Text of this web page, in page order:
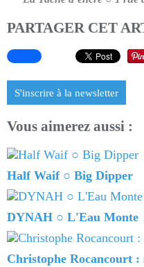
PARTAGER CET
S'inscrire à la newsletter
Vous aimerez aussi :
Half Waif ○ Big Dipper
DYNAH ○ L'Eau Monte
Christophe Rocancourt :